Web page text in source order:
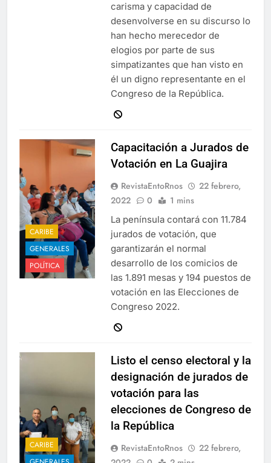
carisma y capacidad de
desenvolverse en su discurso lo
han hecho merecedor de
elogios por parte de sus
simpatizantes que han visto en
él un digno representante en el
Congreso de la República.
CARIBE
GENERALES
POLÍTICA
Capacitación a Jurados de
Votación en La Guajira
RevistaEntoRnos
22 febrero,
2022
0 1 mins
La península contará con 11.784
jurados de votación, que
garantizarán el normal
desarrollo de los comicios de
las 1.891 mesas y 194 puestos de
votación en las Elecciones de
Congreso 2022.
CARIBE
Listo el censo electoral y la
designación de jurados de
votación para las
elecciones de Congreso de
la República
RevistaEntoRnos
22 febrero,